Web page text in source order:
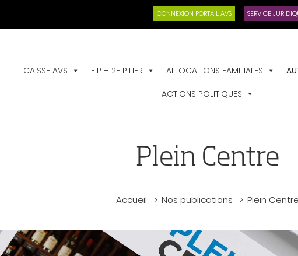
CONNEXION PORTAIL AVS SERVICE
CAISSE AVS FIP – 2E PILIER ALLOCATIONS FAMILIALES
ACTIONS POLITIQUES
Plein Centre
Accueil Nos publications Plein Centre